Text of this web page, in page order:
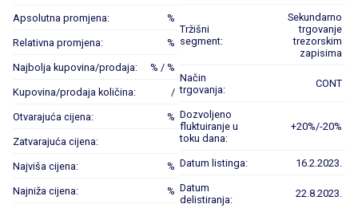
Apsolutna promjena: %
Relativna promjena: %
Najbolja kupovina/prodaja: % / %
Kupovina/prodaja količina: /
Otvarajuća cijena: %
Zatvarajuća cijena:
Najviša cijena: %
Najniža cijena: %
Tržišni
segment:
Sekundarno
trgovanje
trezorskim
zapisima
Način
trgovanja:
CONT
Dozvoljeno
fluktuiranje u
toku dana:
+20%/-20%
Datum listinga: 16.2.2023.
Datum
delistiranja:
22.8.2023.